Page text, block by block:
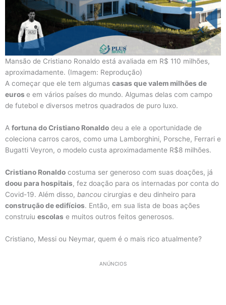
Mansão de Cristiano Ronaldo está avaliada em R$ 110 milhões,
aproximadamente. (Imagem: Reprodução)
A começar que ele tem algumas casas que valem milhões de
euros e em vários países do mundo. Algumas delas com campo
de futebol e diversos metros quadrados de puro luxo.
A fortuna do Cristiano Ronaldo deu a ele a oportunidade de
coleciona carros caros, como uma Lamborghini, Porsche, Ferrari e
Bugatti Veyron, o modelo custa aproximadamente R$8 milhões.
Cristiano Ronaldo costuma ser generoso com suas doações, já
doou para hospitais, fez doação para os internadas por conta do
Covid-19. Além disso, bancou cirurgias e deu dinheiro para
construção de edifícios. Então, em sua lista de boas ações
construiu escolas e muitos outros feitos generosos.
Cristiano, Messi ou Neymar, quem é o mais rico atualmente?
ANÚNCIOS